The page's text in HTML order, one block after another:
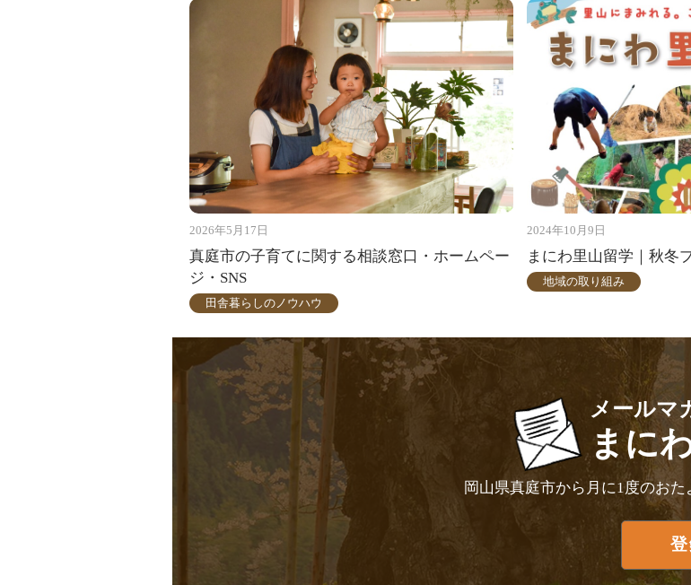
2026年5月17日
真庭市の子育てに関する相談窓口・ホームペー
ジ・SNS
田舎暮らしのノウハウ
2024年10月9日
まにわ里山留学｜秋冬
地域の取り組み
メールマ
まに
岡山県真庭市から月に1度のおた